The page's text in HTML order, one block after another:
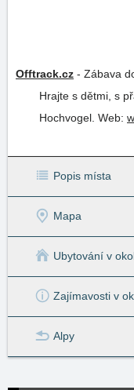
Offtrack.cz - Zábava
Hrajte s dětmi, s
Hochvogel. Web:
Popis místa
Mapa
Ubytování v
Zajímavosti v
Alpy